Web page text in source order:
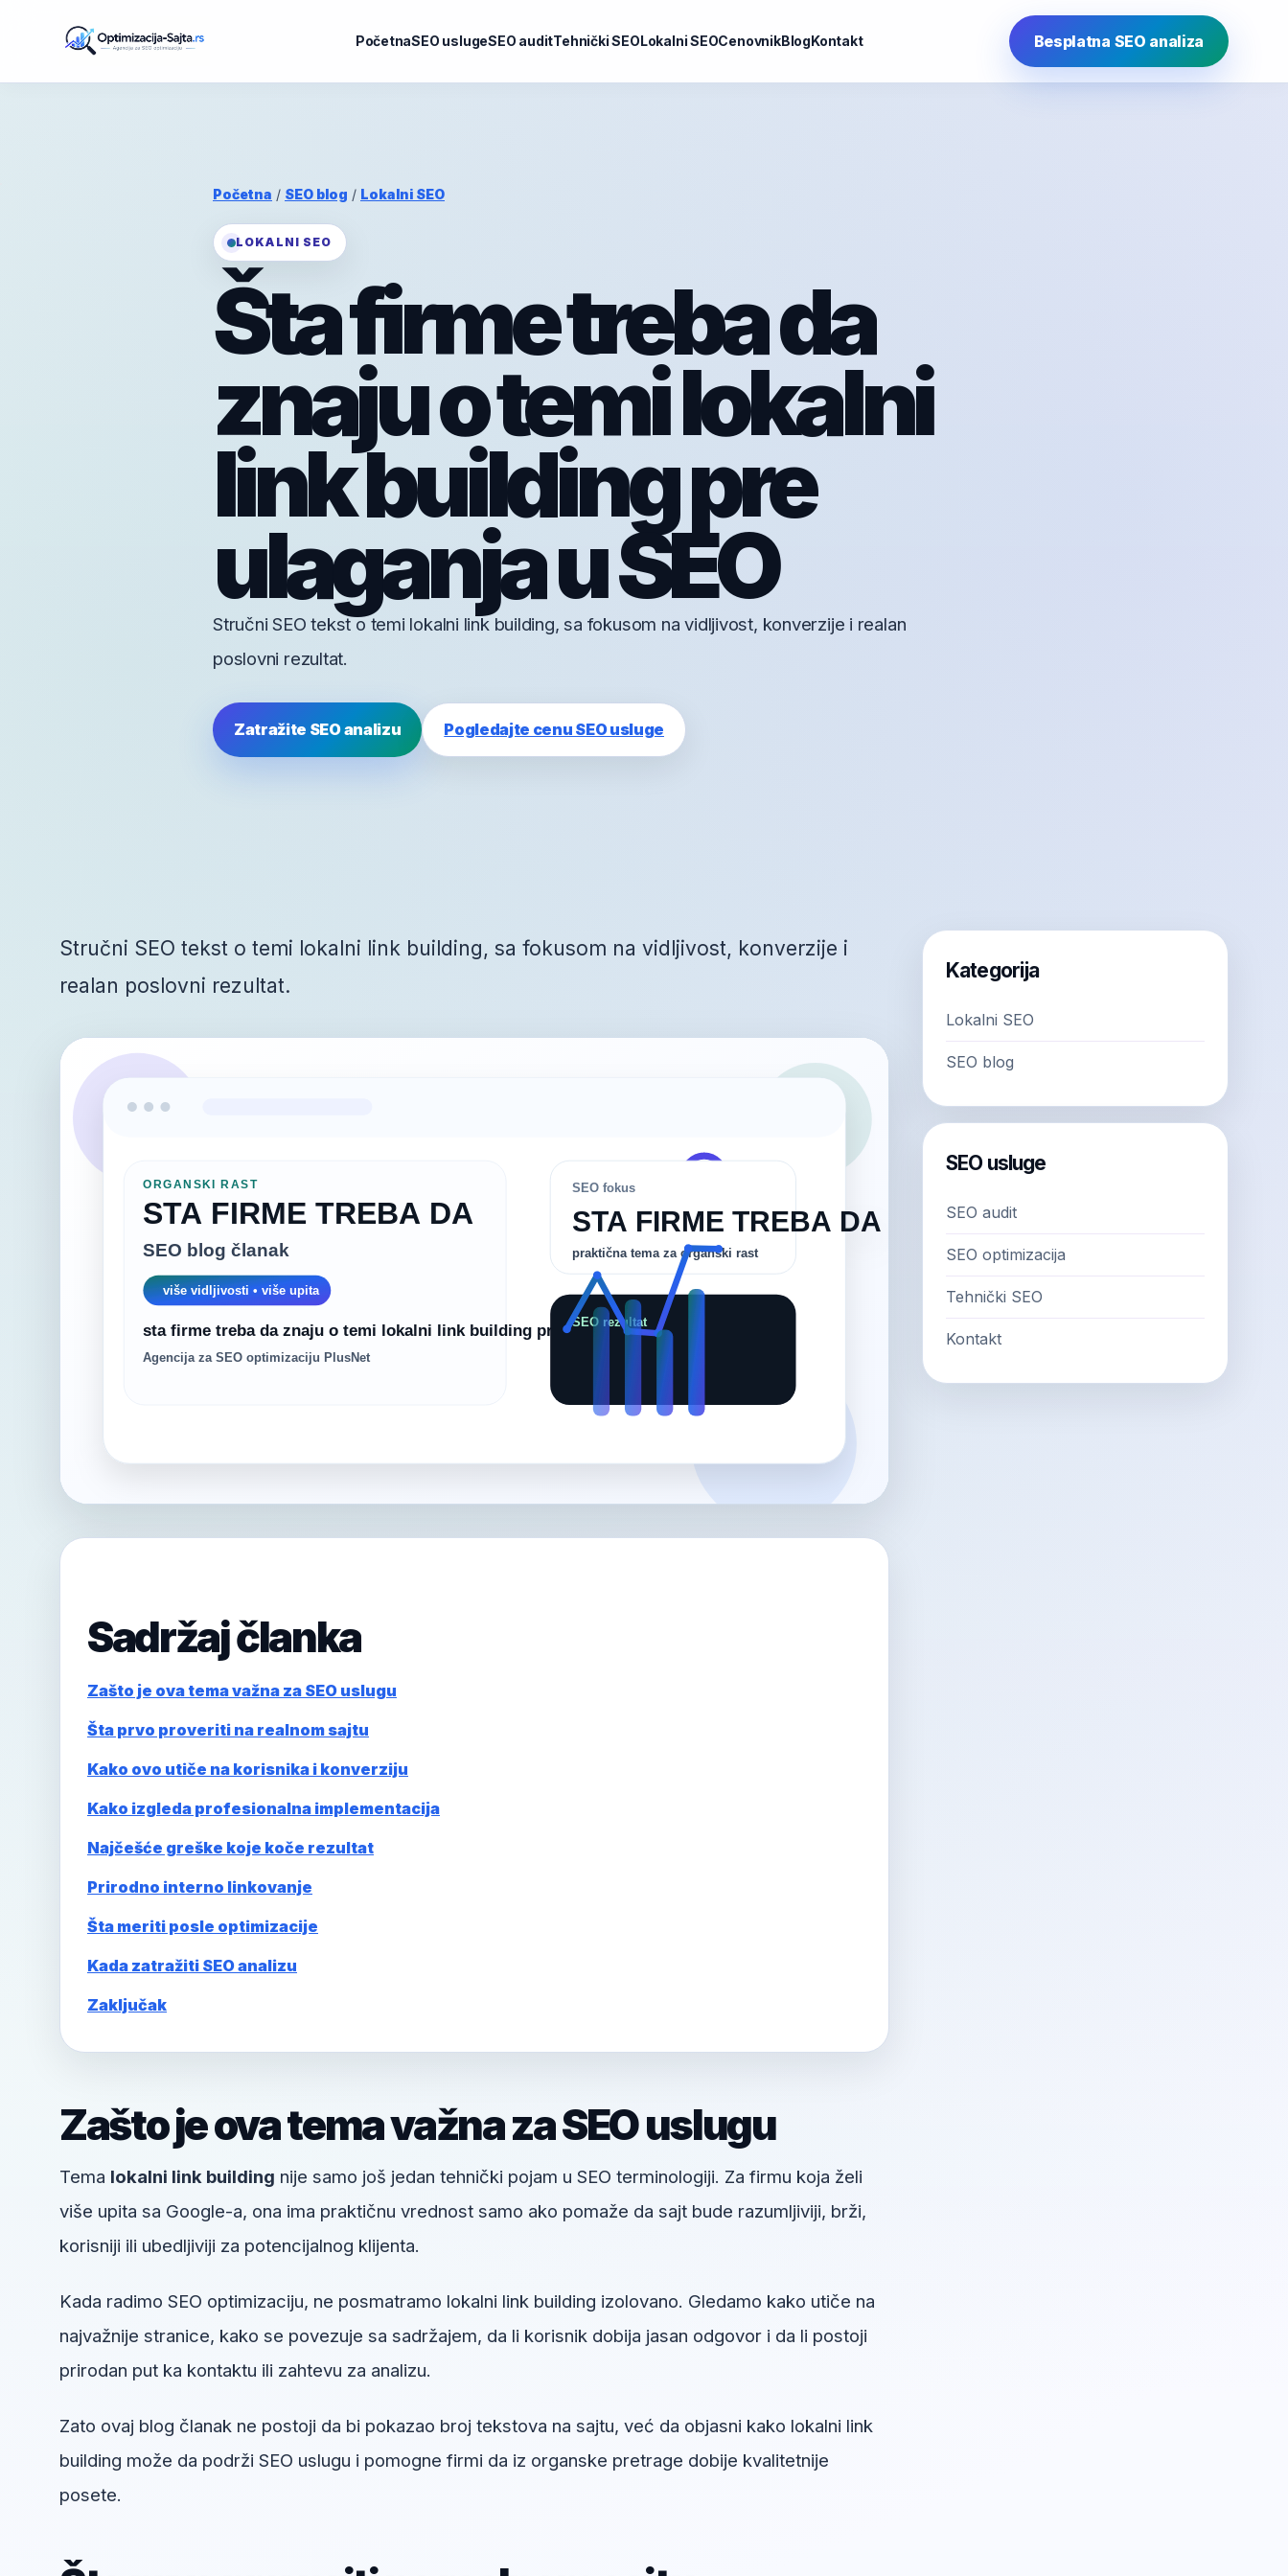
PočetnaSEO uslugeSEO auditTehnički SEOLokalni SEOCenovnikBlogKontakt Besplatna SEO analiza
Početna / SEO blog / Lokalni SEO
LOKALNI SEO
Šta firme treba da
znaju o temi lokalni
link building pre
ulaganja u SEO
Stručni SEO tekst o temi lokalni link building, sa fokusom na vidljivost, konverzije i realan
poslovni rezultat.
Zatražite SEO analizu Pogledajte cenu SEO usluge
Stručni SEO tekst o temi lokalni link building, sa fokusom na vidljivost, konverzije i
realan poslovni rezultat.
Sadržaj članka
Zašto je ova tema važna za SEO uslugu
Šta prvo proveriti na realnom sajtu
Kako ovo utiče na korisnika i konverziju
Kako izgleda profesionalna implementacija
Najčešće greške koje koče rezultat
Prirodno interno linkovanje
Šta meriti posle optimizacije
Kada zatražiti SEO analizu
Zaključak
Zašto je ova tema važna za SEO uslugu
Tema lokalni link building nije samo još jedan tehnički pojam u SEO terminologiji. Za firmu koja želi
više upita sa Google-a, ona ima praktičnu vrednost samo ako pomaže da sajt bude razumljiviji, brži,
korisniji ili ubedljiviji za potencijalnog klijenta.
Kada radimo SEO optimizaciju, ne posmatramo lokalni link building izolovano. Gledamo kako utiče na
najvažnije stranice, kako se povezuje sa sadržajem, da li korisnik dobija jasan odgovor i da li postoji
prirodan put ka kontaktu ili zahtevu za analizu.
Zato ovaj blog članak ne postoji da bi pokazao broj tekstova na sajtu, već da objasni kako lokalni link
building može da podrži SEO uslugu i pomogne firmi da iz organske pretrage dobije kvalitetnije
posete.
Kategorija
Lokalni SEO
SEO blog
SEO usluge
SEO audit
SEO optimizacija
Tehnički SEO
Kontakt